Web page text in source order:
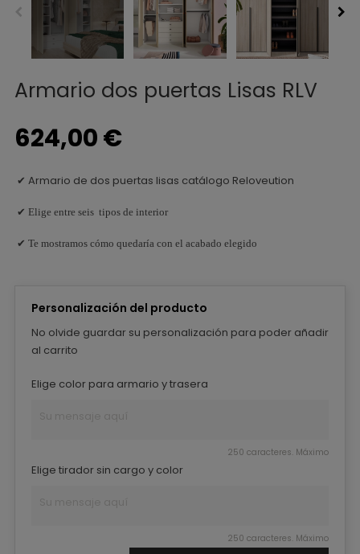
Armario dos puertas Lisas RLV
624,00 €
✔ Armario de dos puertas lisas catálogo Reloveution
✔ Elige entre seis tipos de interior
✔ Te mostramos cómo quedaría con el acabado elegido
Personalización del producto
No olvide guardar su personalización para poder añadir
al carrito
Elige color para armario y trasera
250 caracteres. Máximo
Elige tirador sin cargo y color
250 caracteres. Máximo